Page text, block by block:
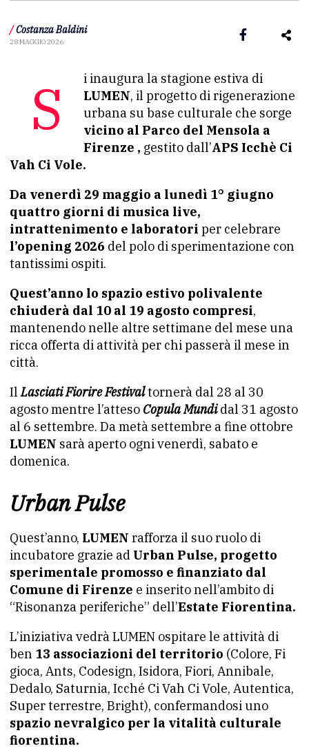
/ Costanza Baldini
28 MAGGIO 2026
Si inaugura la stagione estiva di
LUMEN, il progetto di rigenerazione
urbana su base culturale che sorge
vicino al Parco del Mensola a
Firenze , gestito dall’APS Icchè Ci
Vah Ci Vole.
Da venerdì 29 maggio a lunedì 1° giugno
quattro giorni di musica live,
intrattenimento e laboratori per celebrare
l’opening 2026 del polo di sperimentazione con
tantissimi ospiti.
Quest’anno lo spazio estivo polivalente
chiuderà dal 10 al 19 agosto compresi,
mantenendo nelle altre settimane del mese una
ricca offerta di attività per chi passerà il mese in
città.
IlLasciati Fiorire Festivaltornerà dal 28 al 30
agosto mentre l’atteso Copula Mundidal 31 agosto
al 6 settembre. Da metà settembre a fine ottobre
LUMEN sarà aperto ogni venerdì, sabato e
domenica.
Urban Pulse
Quest’anno, LUMEN rafforza il suo ruolo di
incubatore grazie ad Urban Pulse, progetto
sperimentale promosso e finanziato dal
Comune di Firenze e inserito nell’ambito di
“Risonanza periferiche” dell’Estate Fiorentina.
L’iniziativa vedrà LUMEN ospitare le attività di
ben 13 associazioni del territorio (Colore, Fi
gioca, Ants, Codesign, Isidora, Fiori, Annibale,
Dedalo, Saturnia, Icché Ci Vah Ci Vole, Autentica,
Super terrestre, Bright), confermandosi uno
spazio nevralgico per la vitalità culturale
fiorentina.